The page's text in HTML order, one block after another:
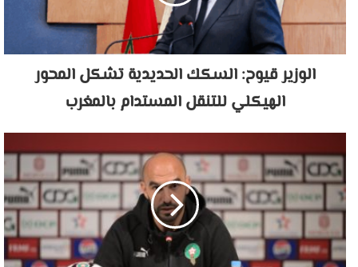
الوزير قيوح: السكك الحديدية تشكل المحور
الهيكلي للتنقل المستدام بالمغرب